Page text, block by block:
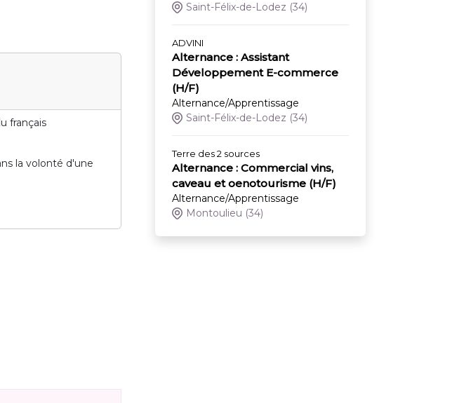
français
la volonté d'une
Saint-Félix-de-Lodez (34)
ADVINI
Alternance : Assistant
Développement E-commerce
(H/F)
Alternance/Apprentissage
Saint-Félix-de-Lodez (34)
Terre des 2 sources
Alternance : Commercial vins,
caveau et oenotourisme (H/F)
Alternance/Apprentissage
Montoulieu (34)